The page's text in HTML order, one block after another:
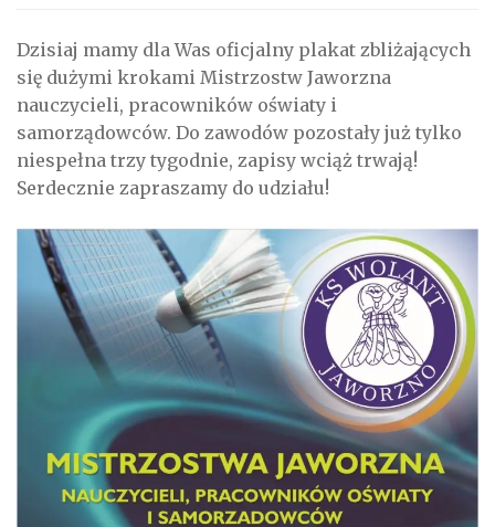
Dzisiaj mamy dla Was oficjalny plakat zbliżających
się dużymi krokami Mistrzostw Jaworzna
nauczycieli, pracowników oświaty i
samorządowców. Do zawodów pozostały już tylko
niespełna trzy tygodnie, zapisy wciąż trwają!
Serdecznie zapraszamy do udziału!